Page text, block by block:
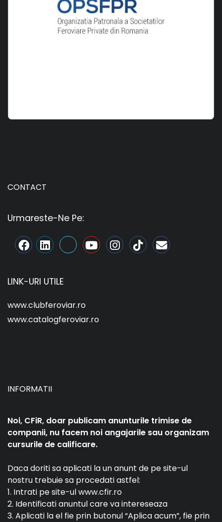
CONTACT
Urmareste-Ne Pe:
LINK-URI UTILE
www.clubferoviar.ro
www.catalogferoviar.ro
INFORMATII
Noi, CFiR, doar publicam anunturile trimise de
companii, nu facem noi angajarile sau organizam
cursurile de calificare.
Daca doriti sa aplicati la un anunt de pe site-ul
nostru trebuie sa procedati astfel:
1. Intrati pe site-ul www.cfir.ro
2. Identificati anuntul care va intereseaza
3. Aplicati la el fie prin butonul “Aplica acum”, fie prin